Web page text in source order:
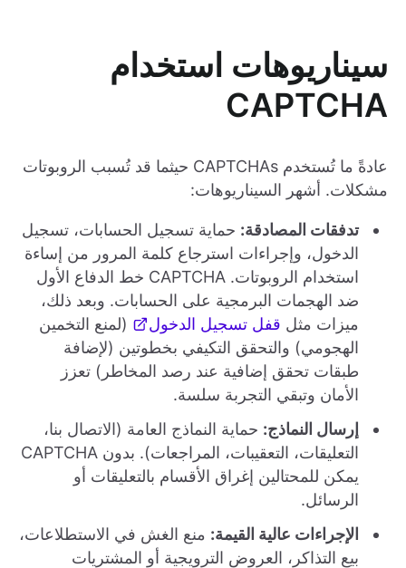
سيناريوهات استخدام
CAPTCHA
عادةً ما تُستخدم CAPTCHAs حيثما قد تُسبب الروبوتات
مشكلات. أشهر السيناريوهات:
تدفقات المصادقة: حماية تسجيل الحسابات، تسجيل
الدخول، وإجراءات استرجاع كلمة المرور من إساءة
استخدام الروبوتات. CAPTCHA خط الدفاع الأول
ضد الهجمات البرمجية على الحسابات. وبعد ذلك،
ميزات مثل قفل تسجيل الدخول
(لمنع التخمين
الهجومي) والتحقق التكيفي بخطوتين (لإضافة
طبقات تحقق إضافية عند رصد المخاطر) تعزز
الأمان وتبقي التجربة سلسة.
إرسال النماذج: حماية النماذج العامة (الاتصال بنا،
التعليقات، التعقيبات، المراجعات). بدون CAPTCHA
يمكن للمحتالين إغراق الأقسام بالتعليقات أو
الرسائل.
الإجراءات عالية القيمة: منع الغش في الاستطلاعات،
بيع التذاكر، العروض الترويجية أو المشتريات